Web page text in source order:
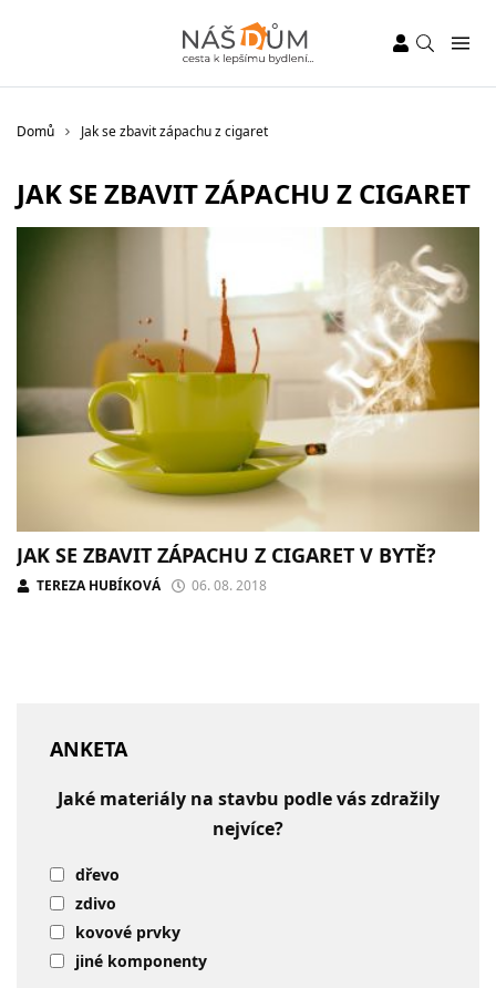
Domů Jak se zbavit zápachu z cigaret
JAK SE ZBAVIT ZÁPACHU Z CIGARET
JAK SE ZBAVIT ZÁPACHU Z CIGARET V BYTĚ?
TEREZA HUBÍKOVÁ 06. 08. 2018
ANKETA
Jaké materiály na stavbu podle vás zdražily
nejvíce?
dřevo
zdivo
kovové prvky
jiné komponenty